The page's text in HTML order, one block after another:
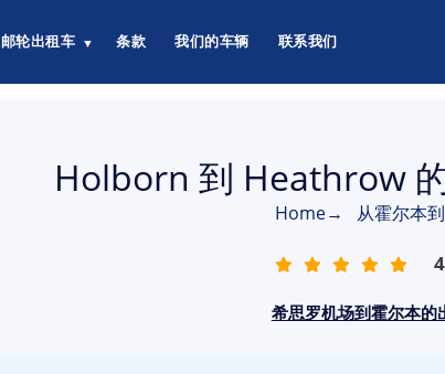
邮轮出租车 ▼ 条款 我们的车辆 联系我们
Holborn 到 Heathrow
Home→ 从霍尔本
希思罗机场到霍尔本